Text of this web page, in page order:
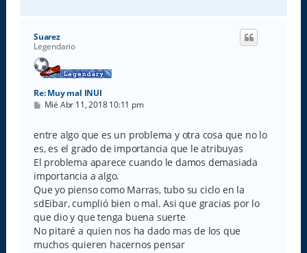
r
Suarez
Legendario
Re: Muy mal INUI
M
s
a
j
e
Mié Abr 11, 2018 10:11 pm
entre algo que es un problema y otra cosa que no lo
es, es el grado de importancia que le atribuyas
El problema aparece cuando le damos demasiada
importancia a algo.
Que yo pienso como Marras, tubo su ciclo en la
sdEibar, cumplió bien o mal. Asi que gracias por lo
que dio y que tenga buena suerte
No pitaré a quien nos ha dado mas de los que
muchos quieren hacernos pensar